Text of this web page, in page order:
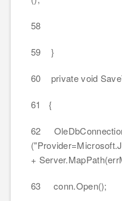
58
59 }
60 private void
61 {
62
+
63 conn.Open();